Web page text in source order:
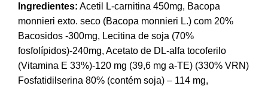
Ingredientes: Acetil L-carnitina 450mg, Bacopa
monnieri exto. seco (Bacopa monnieri L.) com 20%
Bacosidos -300mg, Lecitina de soja (70%
fosfolípidos)-240mg, Acetato de DL-alfa tocoferilo
(Vitamina E 33%)-120 mg (39,6 mg a-TE) (330% VRN)
Fosfatidilserina 80% (contém soja) – 114 mg,